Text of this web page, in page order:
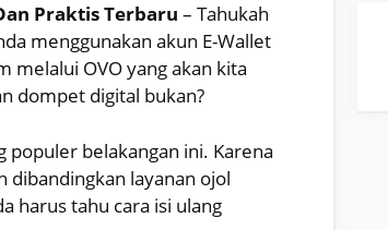
Praktis Terbaru – Tahukah
menggunakan akun E-Wallet
melalui OVO yang akan kita
dompet digital bukan?
belakangan ini. Karena
dibandingkan layanan ojol
harus tahu cara isi ulang